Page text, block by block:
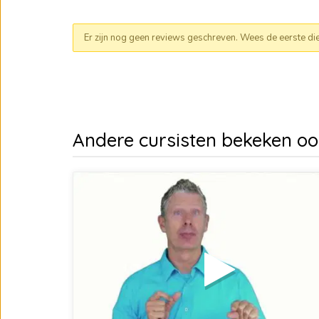
Er zijn nog geen reviews geschreven. Wees de eerste
Andere cursisten bekeken